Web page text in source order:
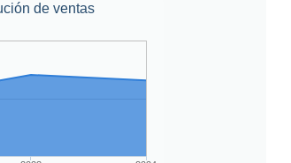
de ventas